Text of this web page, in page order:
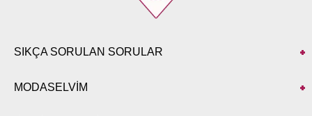
SIKÇA SORULAN SORULAR
MODASELVİM